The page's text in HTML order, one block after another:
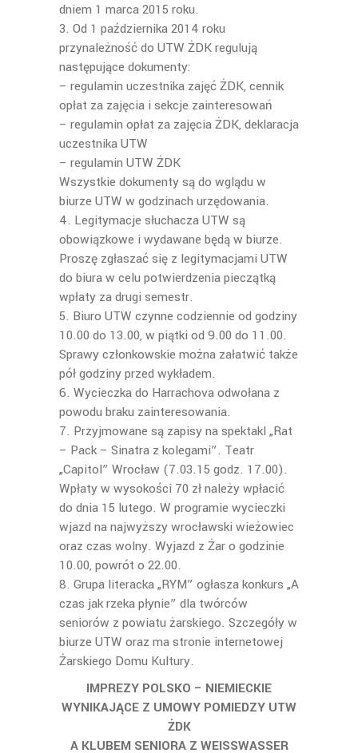
dniem 1 marca 2015 roku.
3. Od 1 października 2014 roku
przynależność do UTW ŻDK regulują
następujące dokumenty:
– regulamin uczestnika zajęć ŻDK, cennik
opłat za zajęcia i sekcje zainteresowań
– regulamin opłat za zajęcia ŻDK, deklaracja
uczestnika UTW
– regulamin UTW ŻDK
Wszystkie dokumenty są do wglądu w
biurze UTW w godzinach urzędowania.
4. Legitymacje słuchacza UTW są
obowiązkowe i wydawane będą w biurze.
Proszę zgłaszać się z legitymacjami UTW
do biura w celu potwierdzenia pieczątką
wpłaty za drugi semestr.
5. Biuro UTW czynne codziennie od godziny
10.00 do 13.00, w piątki od 9.00 do 11.00.
Sprawy członkowskie można załatwić także
pół godziny przed wykładem.
6. Wycieczka do Harrachova odwołana z
powodu braku zainteresowania.
7. Przyjmowane są zapisy na spektakl „Rat
– Pack – Sinatra z kolegami”. Teatr
„Capitol” Wrocław (7.03.15 godz. 17.00).
Wpłaty w wysokości 70 zł należy wpłacić
do dnia 15 lutego. W programie wycieczki
wjazd na najwyższy wrocławski wieżowiec
oraz czas wolny. Wyjazd z Żar o godzinie
10.00, powrót o 22.00.
8. Grupa literacka „RYM” ogłasza konkurs „A
czas jak rzeka płynie” dla twórców
seniorów z powiatu żarskiego. Szczegóły w
biurze UTW oraz ma stronie internetowej
Żarskiego Domu Kultury.
IMPREZY POLSKO – NIEMIECKIE
WYNIKAJĄCE Z UMOWY POMIEDZY UTW
ŻDK
A KLUBEM SENIORA Z WEISSWASSER